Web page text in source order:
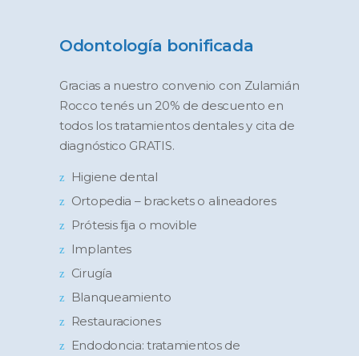
Odontología bonificada
Gracias a nuestro convenio con Zulamián
Rocco tenés un 20% de descuento en
todos los tratamientos dentales y cita de
diagnóstico GRATIS.
Higiene dental
Ortopedia – brackets o alineadores
Prótesis fija o movible
Implantes
Cirugía
Blanqueamiento
Restauraciones
Endodoncia: tratamientos de